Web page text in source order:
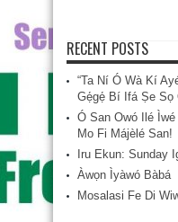
RECENT POSTS
“Ta Ní Ó Wà Kí
Gẹ́gẹ́ Bí Ifá Ṣe Sọ
Ó San Owó Ilé
Mo Fi Májèlé San!
Iru Ekun: Sunday
Àwọn Ìyàwó Bàbá
Mosalasi Fe Di